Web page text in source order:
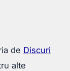
de Discuri
alte